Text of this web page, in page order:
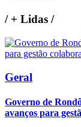
/+ Lidas /
Geral
Governo de
avanços para